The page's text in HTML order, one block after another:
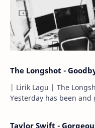
The Longshot -
| Lirik Lagu | The
Yesterday has been and gone. Kemarin
Taylor Swift -